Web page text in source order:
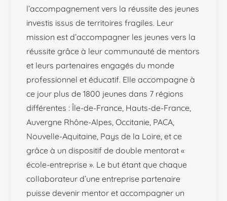
l’accompagnement vers la réussite des jeunes
investis issus de territoires fragiles. Leur
mission est d’accompagner les jeunes vers la
réussite grâce à leur communauté de mentors
et leurs partenaires engagés du monde
professionnel et éducatif. Elle accompagne à
ce jour plus de 1800 jeunes dans 7 régions
différentes : Île-de-France, Hauts-de-France,
Auvergne Rhône-Alpes, Occitanie, PACA,
Nouvelle-Aquitaine, Pays de la Loire, et ce
grâce à un dispositif de double mentorat «
école-entreprise ». Le but étant que chaque
collaborateur d’une entreprise partenaire
puisse devenir mentor et accompagner un